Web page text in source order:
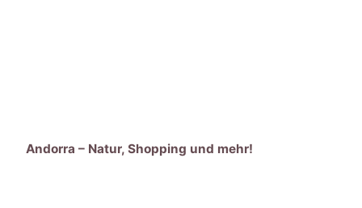
Andorra – Natur, Shopping und mehr!